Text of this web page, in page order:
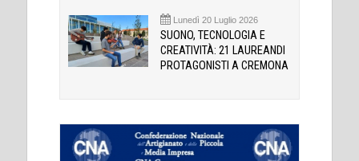
Lunedì 20 Luglio 2026
SUONO, TECNOLOGIA E
CREATIVITÀ: 21 LAUREANDI
PROTAGONISTI A CREMONA